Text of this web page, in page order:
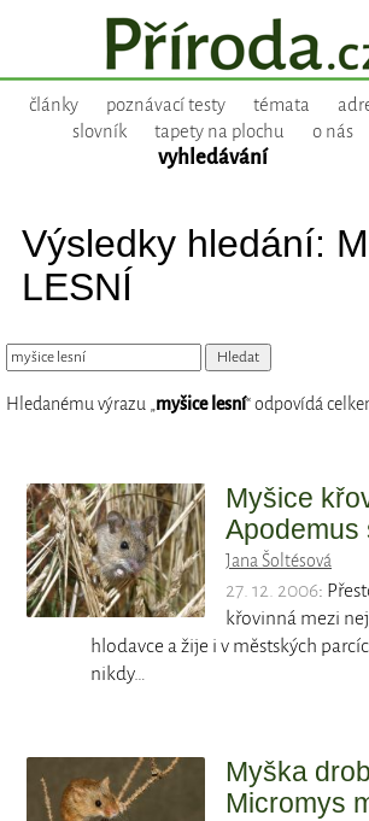
články poznávací testy témata
slovník
tapety na plochu o nás
vyhledávání
Výsledky hledání:
LESNÍ
Hledanému výrazu „myšice lesní“ odpovídá
Myšice
Apodemus
Jana Šoltésová
27. 12. 2006:
křovinná mezi
hlodavce a žije i v městských
nikdy…
Myška
Micromys